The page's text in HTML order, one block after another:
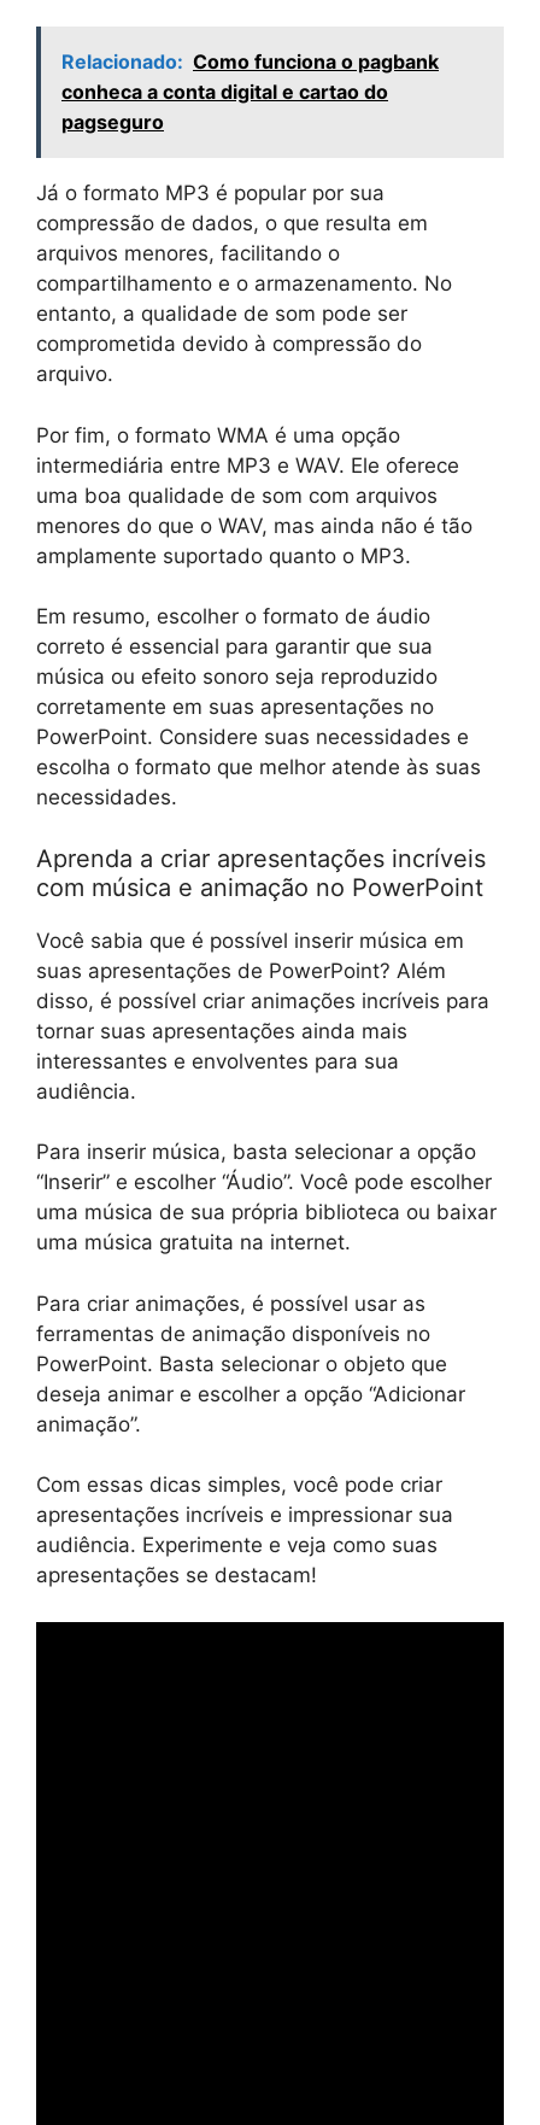
Relacionado: Como funciona o pagbank
conheca a conta digital e cartao do
pagseguro
Já o formato MP3 é popular por sua
compressão de dados, o que resulta em
arquivos menores, facilitando o
compartilhamento e o armazenamento. No
entanto, a qualidade de som pode ser
comprometida devido à compressão do
arquivo.
Por fim, o formato WMA é uma opção
intermediária entre MP3 e WAV. Ele oferece
uma boa qualidade de som com arquivos
menores do que o WAV, mas ainda não é tão
amplamente suportado quanto o MP3.
Em resumo, escolher o formato de áudio
correto é essencial para garantir que sua
música ou efeito sonoro seja reproduzido
corretamente em suas apresentações no
PowerPoint. Considere suas necessidades e
escolha o formato que melhor atende às suas
necessidades.
Aprenda a criar apresentações incríveis
com música e animação no PowerPoint
Você sabia que é possível inserir música em
suas apresentações de PowerPoint? Além
disso, é possível criar animações incríveis para
tornar suas apresentações ainda mais
interessantes e envolventes para sua
audiência.
Para inserir música, basta selecionar a opção
“Inserir” e escolher “Áudio”. Você pode escolher
uma música de sua própria biblioteca ou baixar
uma música gratuita na internet.
Para criar animações, é possível usar as
ferramentas de animação disponíveis no
PowerPoint. Basta selecionar o objeto que
deseja animar e escolher a opção “Adicionar
animação”.
Com essas dicas simples, você pode criar
apresentações incríveis e impressionar sua
audiência. Experimente e veja como suas
apresentações se destacam!